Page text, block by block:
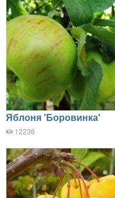
Яблоня 'Боровинка'
12236